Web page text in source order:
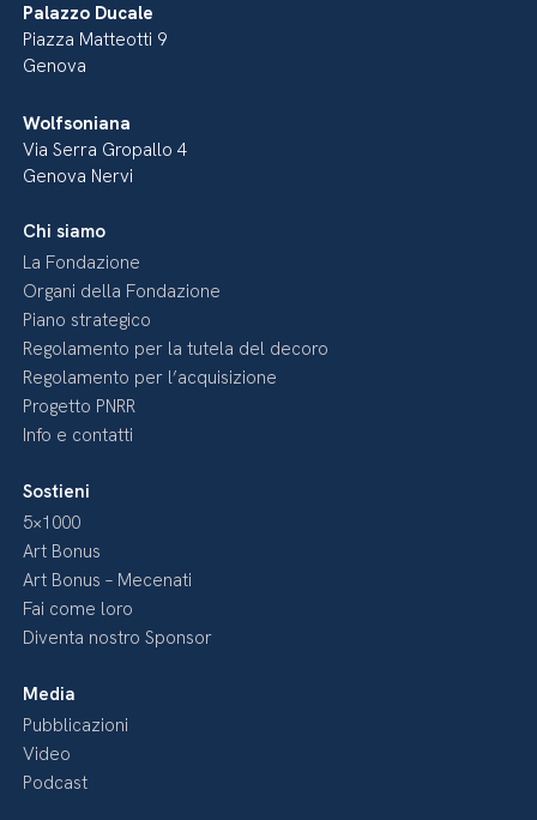
Palazzo Ducale
Piazza Matteotti 9
Genova
Wolfsoniana
Via Serra Gropallo 4
Genova Nervi
Chi siamo
La Fondazione
Organi della Fondazione
Piano strategico
Regolamento per la tutela del decoro
Regolamento per l’acquisizione
Progetto PNRR
Info e contatti
Sostieni
5×1000
Art Bonus
Art Bonus – Mecenati
Fai come loro
Diventa nostro Sponsor
Media
Pubblicazioni
Video
Podcast